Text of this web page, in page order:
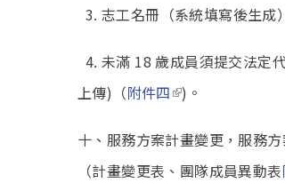
3. 志工名冊（系統填寫後生成
4. 未滿 18 歲成員須提交法定
上傳)（附件四(link is external)
)。
十、服務方案計畫變更，服務
（計畫變更表、團隊成員異動表